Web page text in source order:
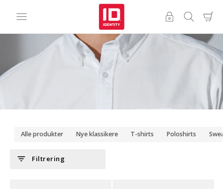
Alle produkter Nye klassikere T-shirts Poloshirts
filter_list Filtrering